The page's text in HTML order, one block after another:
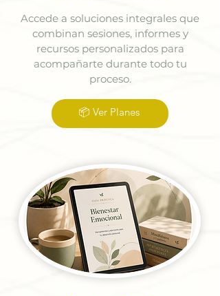
Accede a soluciones integrales que
combinan sesiones, informes y
recursos personalizados para
acompañarte durante todo tu
proceso.
📦 Ver Planes